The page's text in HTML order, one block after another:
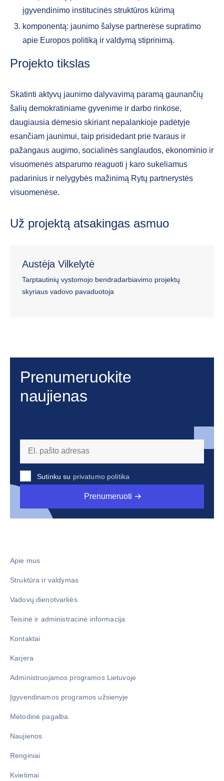
įgyvendinimo institucinės struktūros kūrimą
komponentą: jaunimo šalyse partnerėse supratimo
apie Europos politiką ir valdymą stiprinimą.
Projekto tikslas
Skatinti aktyvų jaunimo dalyvavimą paramą gaunančių
šalių demokratiniame gyvenime ir darbo rinkose,
daugiausia dėmesio skiriant nepalankioje padėtyje
esančiam jaunimui, taip prisidedant prie tvaraus ir
pažangaus augimo, socialinės sanglaudos, ekonominio ir
visuomenės atsparumo reaguoti į karo sukeliamus
padarinius ir nelygybės mažinimą Rytų partnerystės
visuomenėse.
Už projektą atsakingas asmuo
Austėja Vilkelytė
Tarptautinių vystomojo bendradarbiavimo projektų
skyriaus vadovo pavaduotoja
Prenumeruokite
naujienas
Sutinku su privatumo politika
Prenumeruoti
Apie mus
Struktūra ir valdymas
Vadovų dienotvarkės
Teisinė ir administracinė informacija
Kontaktai
Karjera
Administruojamos programos Lietuvoje
Įgyvendinamos programos užsienyje
Metodinė pagalba
Naujienos
Renginiai
Kvietimai